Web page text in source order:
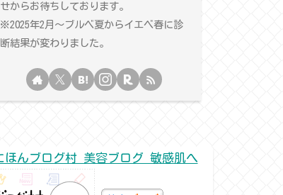
せからお待ちしております。
※2025年2月〜ブルベ夏からイエベ春に診
断結果が変わりました。